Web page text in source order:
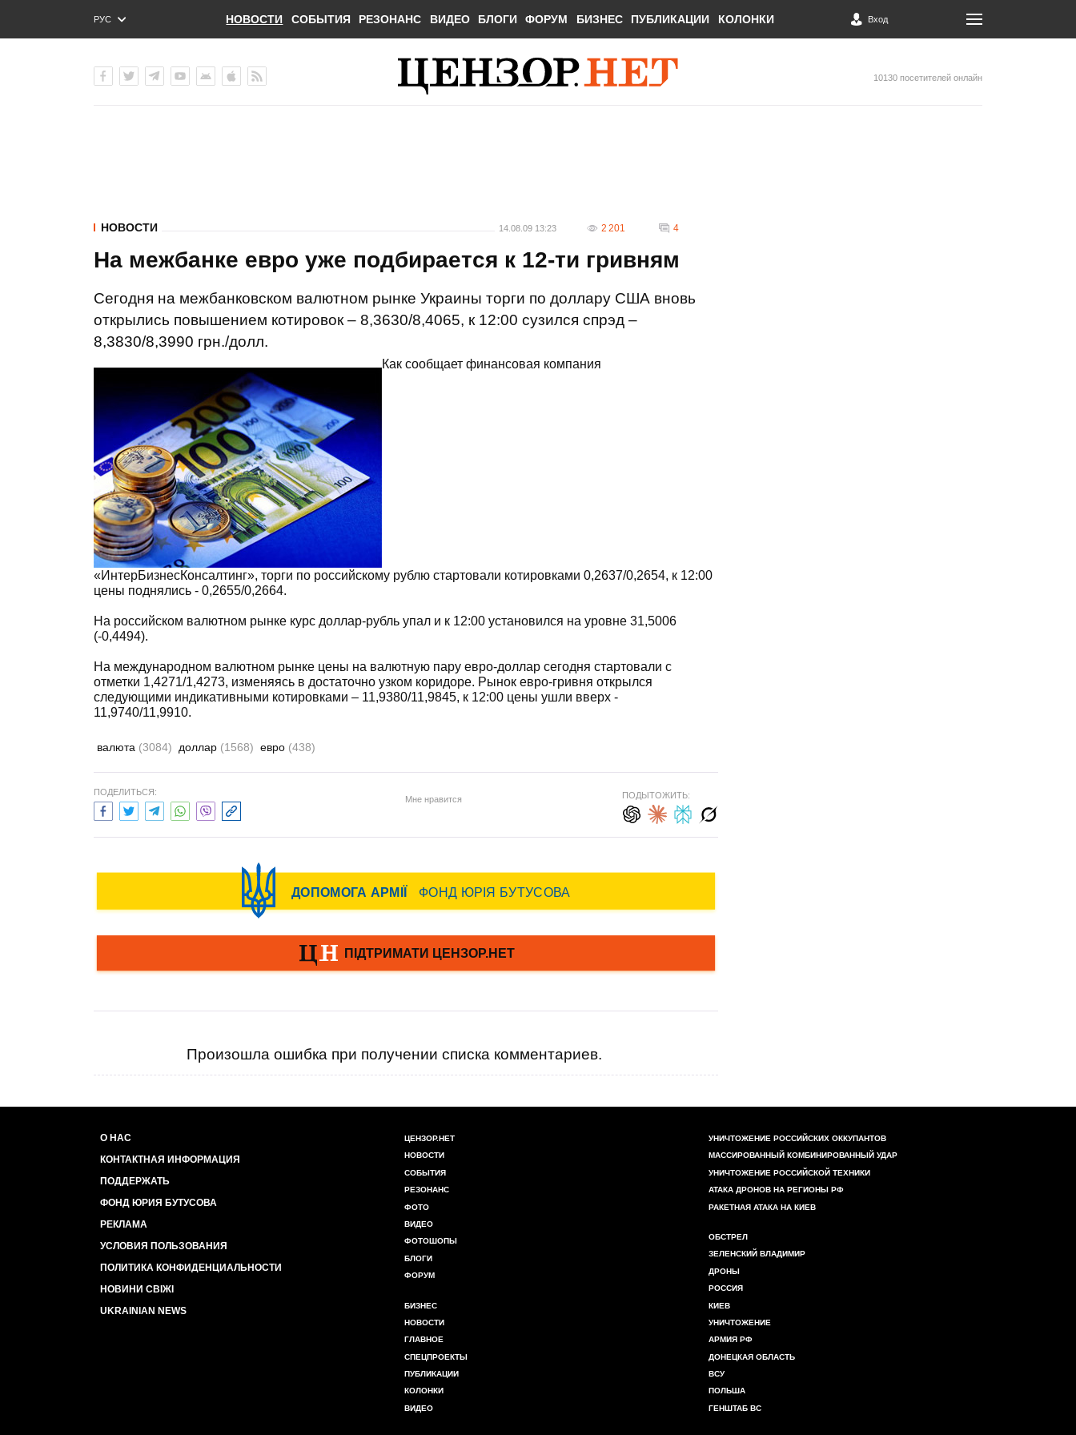
РУС
ENG
НОВОСТИ СОБЫТИЯ РЕЗОНАНС ВИДЕО БЛОГИ ФОРУМ БИЗНЕС ПУБЛИКАЦИИ КОЛОНКИ Вход
10130 посетителей онлайн
НОВОСТИ 14.08.09 13:23 2 201 4
На межбанке евро уже подбирается к 12-ти гривням
Сегодня на межбанковском валютном рынке Украины торги по доллару США вновь
открылись повышением котировок – 8,3630/8,4065, к 12:00 сузился спрэд –
8,3830/8,3990 грн./долл.
Как сообщает финансовая компания
«ИнтерБизнесКонсалтинг», торги по российскому рублю стартовали котировками 0,2637/0,2654, к 12:00
цены поднялись - 0,2655/0,2664.
На российском валютном рынке курс доллар-рубль упал и к 12:00 установился на уровне 31,5006
(-0,4494).
На международном валютном рынке цены на валютную пару евро-доллар сегодня стартовали с
отметки 1,4271/1,4273, изменяясь в достаточно узком коридоре. Рынок евро-гривня открылся
следующими индикативными котировками – 11,9380/11,9845, к 12:00 цены ушли вверх -
11,9740/11,9910.
валюта (3084) доллар (1568) евро (438)
ПОДЕЛИТЬСЯ:
Мне нравится ПОДЫТОЖИТЬ:
Произошла ошибка при получении списка комментариев.
О НАС
КОНТАКТНАЯ ИНФОРМАЦИЯ
ПОДДЕРЖАТЬ
ФОНД ЮРИЯ БУТУСОВА
РЕКЛАМА
УСЛОВИЯ ПОЛЬЗОВАНИЯ
ПОЛИТИКА КОНФИДЕНЦИАЛЬНОСТИ
НОВИНИ СВІЖІ
UKRAINIAN NEWS
ЦЕНЗОР.НЕТ
НОВОСТИ
СОБЫТИЯ
РЕЗОНАНС
ФОТО
ВИДЕО
ФОТОШОПЫ
БЛОГИ
ФОРУМ
БИЗНЕС
НОВОСТИ
ГЛАВНОЕ
СПЕЦПРОЕКТЫ
ПУБЛИКАЦИИ
КОЛОНКИ
ВИДЕО
УНИЧТОЖЕНИЕ РОССИЙСКИХ ОККУПАНТОВ
МАССИРОВАННЫЙ КОМБИНИРОВАННЫЙ УДАР
УНИЧТОЖЕНИЕ РОССИЙСКОЙ ТЕХНИКИ
АТАКА ДРОНОВ НА РЕГИОНЫ РФ
РАКЕТНАЯ АТАКА НА КИЕВ
ОБСТРЕЛ
ЗЕЛЕНСКИЙ ВЛАДИМИР
ДРОНЫ
РОССИЯ
КИЕВ
УНИЧТОЖЕНИЕ
АРМИЯ РФ
ДОНЕЦКАЯ ОБЛАСТЬ
ВСУ
ПОЛЬША
ГЕНШТАБ ВС